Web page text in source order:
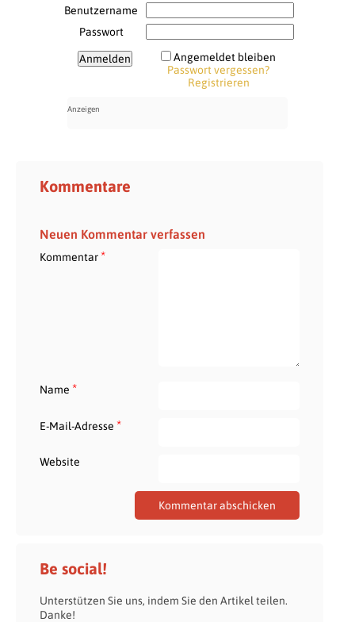
Benutzername
Passwort
Angemeldet bleiben
Passwort vergessen?
Registrieren
Kommentare
Neuen Kommentar verfassen
Kommentar*
Name *
E-Mail-Adresse *
Website
Be social!
Unterstützen Sie uns, indem Sie den Artikel teilen.
Danke!